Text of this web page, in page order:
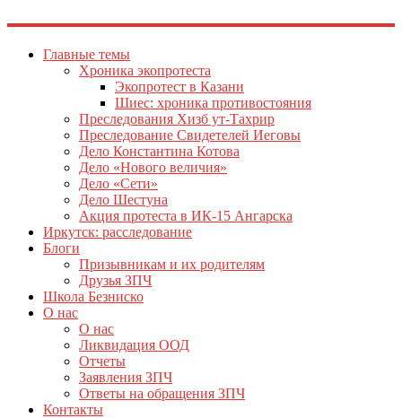
Главные темы
Хроника экопротеста
Экопротест в Казани
Шиес: хроника противостояния
Преследования Хизб ут-Тахрир
Преследование Свидетелей Иеговы
Дело Константина Котова
Дело «Нового величия»
Дело «Сети»
Дело Шестуна
Акция протеста в ИК-15 Ангарска
Иркутск: расследование
Блоги
Призывникам и их родителям
Друзья ЗПЧ
Школа Безниско
О нас
О нас
Ликвидация ООД
Отчеты
Заявления ЗПЧ
Ответы на обращения ЗПЧ
Контакты